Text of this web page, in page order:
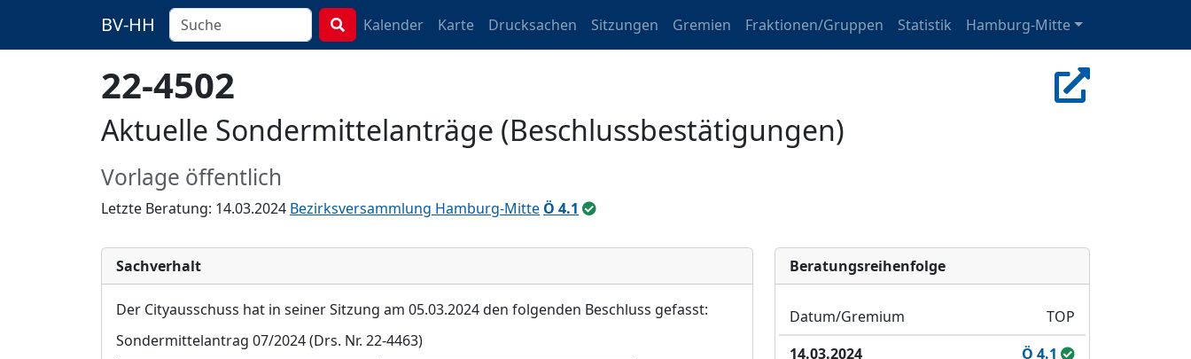
BV-HH Kalender Karte Drucksachen Sitzungen Gremien Fraktionen/Gruppen Statistik Hamburg-Mitte
22-4502
Aktuelle Sondermittelanträge (Beschlussbestätigungen)
Vorlage öffentlich
Letzte Beratung: 14.03.2024 Bezirksversammlung Hamburg-Mitte Ö 4.1
Sachverhalt
Der Cityausschuss hat in seiner Sitzung am 05.03.2024den folgenden Beschluss gefasst:
Sondermittelantrag 07/2024(Drs. Nr. 22-4463)
Bera­tungs­reihen­folge
Datum/Gremium
TOP
14.03.2024
Ö 4.1